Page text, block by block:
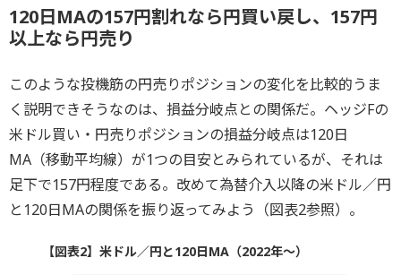
120日MAの157円割れなら円買い戻し、157円
以上なら円売り
このような投機筋の円売りポジションの変化を比較的うま
く説明できそうなのは、損益分岐点との関係だ。ヘッジFの
米ドル買い・円売りポジションの損益分岐点は120日
MA（移動平均線）が1つの目安とみられているが、それは
足下で157円程度である。改めて為替介入以降の米ドル／円
と120日MAの関係を振り返ってみよう（図表2参照）。
【図表2】米ドル／円と120日MA（2022年～）